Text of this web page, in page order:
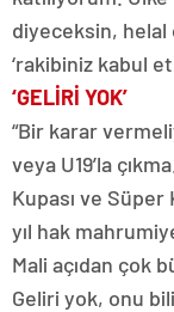
diyeceksin,
‘rakibiniz kabul
‘GELİRİ YOK’
“Bir karar
veya U19’la
Kupası ve Süper
yıl hak
Mali açıdan çok
Geliri yok, onu